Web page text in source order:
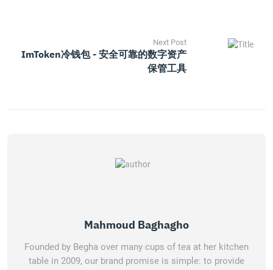
Next Post
ImToken冷钱包 - 安全可靠的数字资产
保管工具
Mahmoud Baghagho
Founded by Begha over many cups of tea at her kitchen
table in 2009, our brand promise is simple: to provide